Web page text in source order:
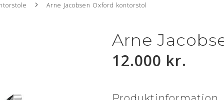
Arne Jacobsen Oxford kontorstol
Arne
12.000 kr.